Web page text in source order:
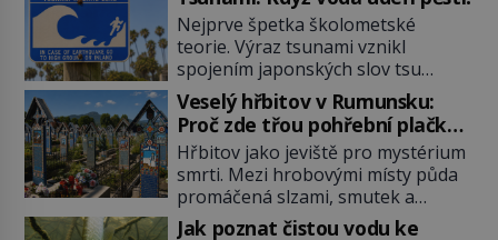
možné, jen ne oranžová. Je fialová,
žlutá, bílá, někdy dokonce téměř
černá. Až díky stovkám let
pečlivého šlechtění se z ní stává
zelenina, bez které si českou
zahradu ani nedokážeme
představit. Její příběh je […]
Nejprve špetka školometské
teorie. Výraz tsunami vznikl
spojením japonských slov tsu
(přístav) a nami (vlna). Jedná se o
dlouhou vlnu, která je na volném
moři takřka nepostřehnutelná.
Ačkoli je vlnová délka tsunami i 300
kilometrů, výška vlny na volném
moři je maximálně 1,5 metru.
Máme se podobné obří vlny obávat
Veselý hřbitov v Rumunsku:
Proč zde třou pohřební plačky
bídu s nouzí?
Hřbitov jako jeviště pro mystérium
smrti. Mezi hrobovými místy půda
promáčená slzami, smutek a
vědomí konečnosti lidské existence.
Jak poznat čistou vodu ke